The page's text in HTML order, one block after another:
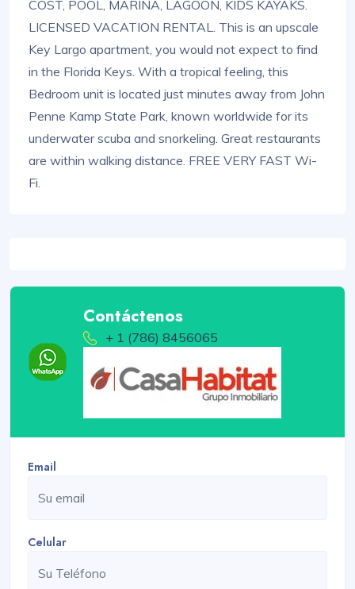
COST, POOL, MARINA, LAGOON, KIDS KAYAKS.
LICENSED VACATION RENTAL. This is an upscale
Key Largo apartment, you would not expect to find
in the Florida Keys. With a tropical feeling, this
Bedroom unit is located just minutes away from John
Penne Kamp State Park, known worldwide for its
underwater scuba and snorkeling. Great restaurants
are within walking distance. FREE VERY FAST Wi-
Fi.
Contáctenos
+ 1 (786) 8456065
Email
Celular